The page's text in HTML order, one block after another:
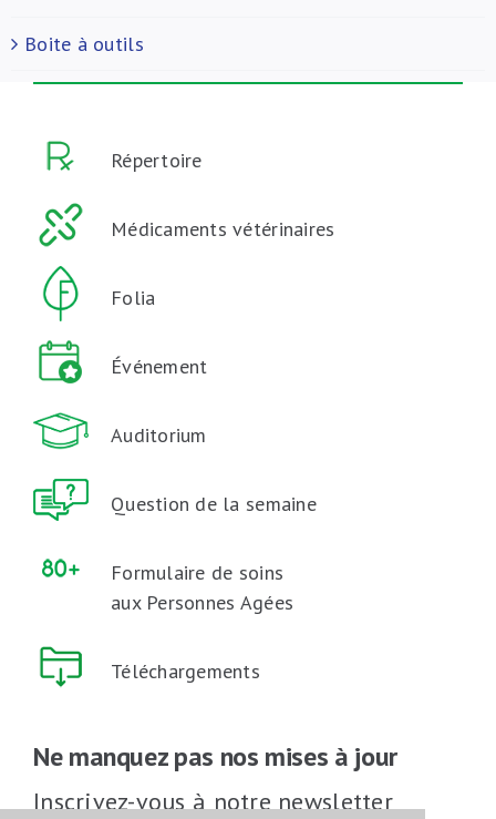
Boite à outils
Répertoire
Médicaments vétérinaires
Folia
Événement
Auditorium
Question de la semaine
Formulaire de soins
aux Personnes Agées
Téléchargements
Ne manquez pas nos mises à jour
Inscrivez-vous à notre newsletter